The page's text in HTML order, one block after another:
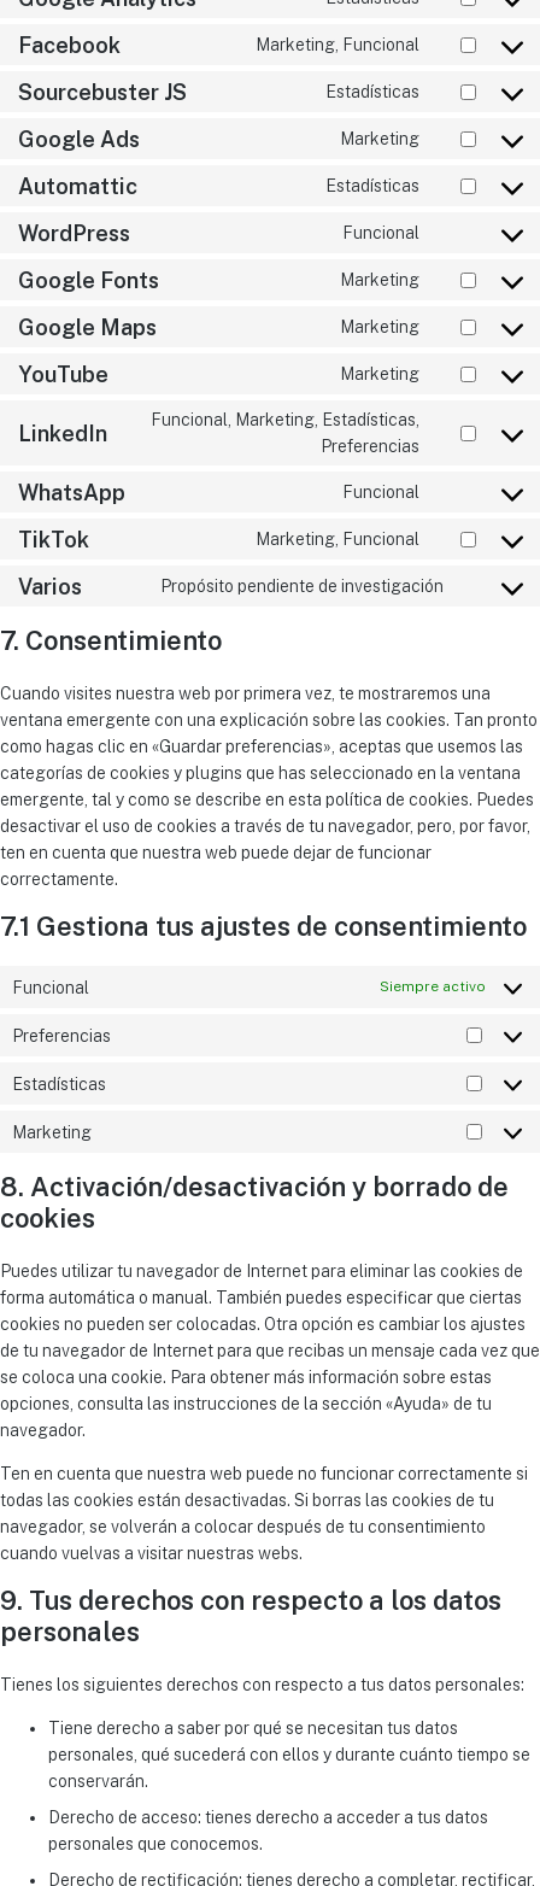
Facebook Marketing, Funcional
Sourcebuster JS Estadísticas
Google Ads Marketing
Automattic Estadísticas
WordPress Funcional
Google Fonts Marketing
Google Maps Marketing
YouTube Marketing
LinkedIn
Funcional, Marketing, Estadísticas,
Preferencias
WhatsApp Funcional
TikTok Marketing, Funcional
Varios Propósito pendiente de investigación
7. Consentimiento
Cuando visites nuestra web por primera vez, te mostraremos una
ventana emergente con una explicación sobre las cookies. Tan pronto
como hagas clic en «Guardar preferencias», aceptas que usemos las
categorías de cookies y plugins que has seleccionado en la ventana
emergente, tal y como se describe en esta política de cookies. Puedes
desactivar el uso de cookies a través de tu navegador, pero, por favor,
ten en cuenta que nuestra web puede dejar de funcionar
correctamente.
7.1 Gestiona tus ajustes de consentimiento
Funcional Siempre activo
Preferencias
Estadísticas
Marketing
8. Activación/desactivación y borrado de
cookies
Puedes utilizar tu navegador de Internet para eliminar las cookies de
forma automática o manual. También puedes especificar que ciertas
cookies no pueden ser colocadas. Otra opción es cambiar los ajustes
de tu navegador de Internet para que recibas un mensaje cada vez que
se coloca una cookie. Para obtener más información sobre estas
opciones, consulta las instrucciones de la sección «Ayuda» de tu
navegador.
Ten en cuenta que nuestra web puede no funcionar correctamente si
todas las cookies están desactivadas. Si borras las cookies de tu
navegador, se volverán a colocar después de tu consentimiento
cuando vuelvas a visitar nuestras webs.
9. Tus derechos con respecto a los datos
personales
Tienes los siguientes derechos con respecto a tus datos personales:
Tiene derecho a saber por qué se necesitan tus datos
personales, qué sucederá con ellos y durante cuánto tiempo se
conservarán.
Derecho de acceso: tienes derecho a acceder a tus datos
personales que conocemos.
Derecho de rectificación: tienes derecho a completar, rectificar,